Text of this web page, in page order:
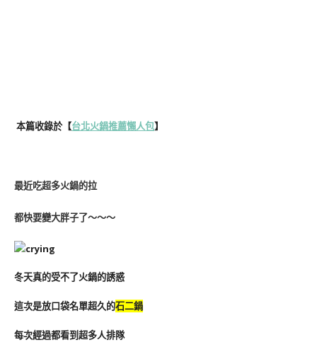
本篇收錄於【台北火鍋推薦懶人包】
最近吃超多火鍋的拉
都快要變大胖子了～～～
冬天真的受不了火鍋的誘惑
這次是放口袋名單超久的石二鍋
每次經過都看到超多人排隊